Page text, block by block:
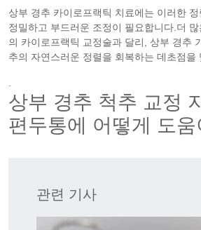
상부 경추 카이로프랙틱 치료에는 이러한
정밀하고 부드러운 조정이 필요합니다.더
의 카이로프랙틱 교정술과 달리, 상부 경추
추의 자연스러운 정렬을 회복하는 데초점을
.
상부 경추 척추 교정
편두통에 어떻게 도
관련 기사